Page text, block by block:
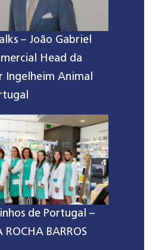
– João Gabriel
Head da
Ingelheim Animal
de Portugal –
ROCHA BARROS